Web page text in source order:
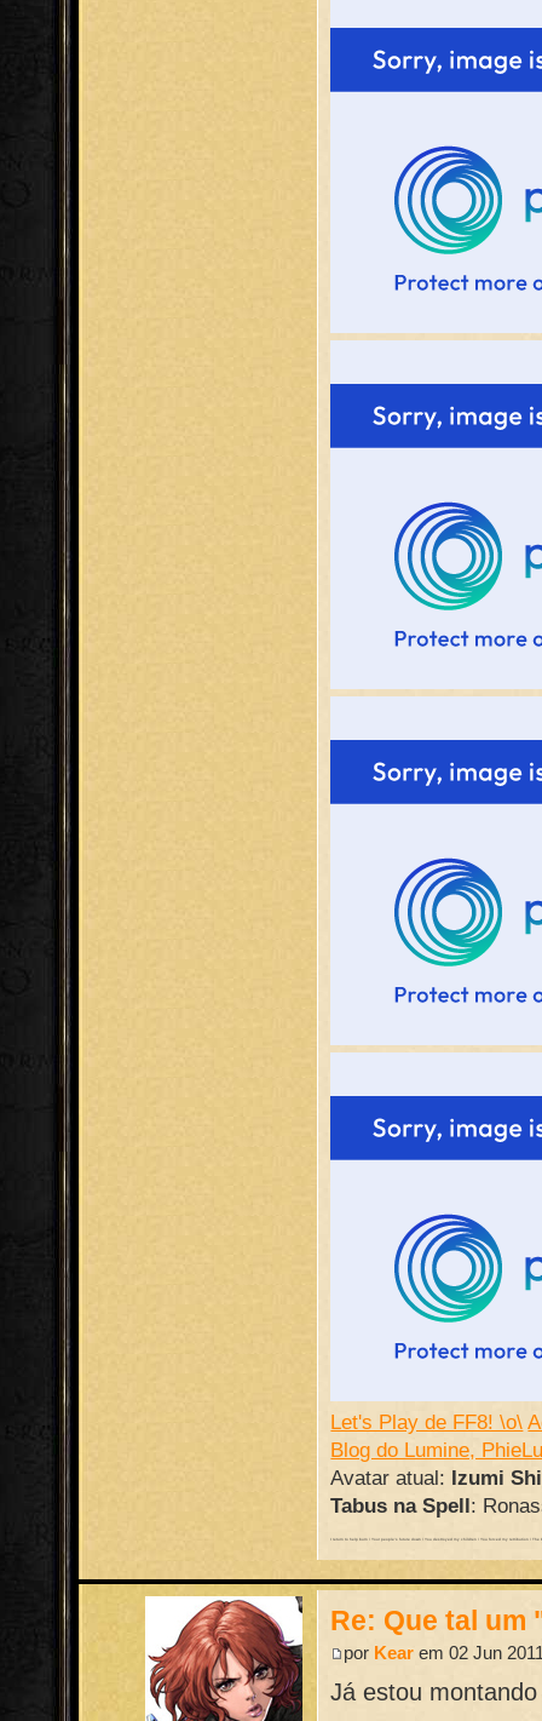
Let's Play de FF8! \o\
Blog do Lumine,
Avatar atual: Izumi
Tabus na Spell:
I return to help burn / Your people's future down / You destroyed my children / You forced my retribution /
Re: Que tal um
por Kear em 02 Jun
Já estou